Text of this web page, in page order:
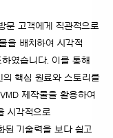
문 고객에게 직관적으로
을 배치하여 시각적
였습니다. 이를 통해
핵심 원료와 스토리를
제작물을 활용하여
시각적으로
된 기술력을 보다 쉽고